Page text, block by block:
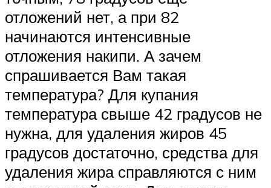
отложений нет, а при 82
начинаются интенсивные
отложения накипи. А зачем
спрашивается Вам такая
температура? Для купания
температура свыше 42 градусов не
нужна, для удаления жиров 45
градусов достаточно, средства для
удаления жира справляются с ним